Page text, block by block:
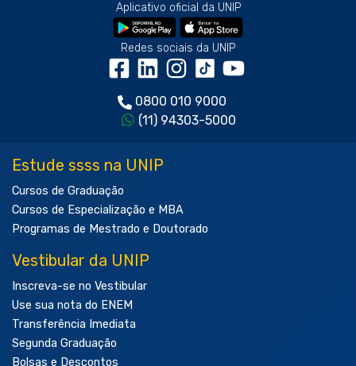
Aplicativo oficial da UNIP
Redes sociais da UNIP
0800 010 9000
(11) 94303-5000
Estude ssss na UNIP
Cursos de Graduação
Cursos de Especialização e MBA
Programas de Mestrado e Doutorado
Vestibular da UNIP
Inscreva-se no Vestibular
Use sua nota do ENEM
Transferência Imediata
Segunda Graduação
Bolsas e Descontos